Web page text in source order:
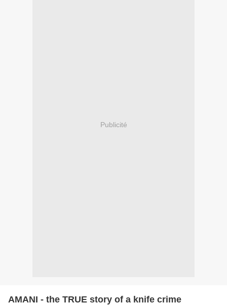
Publicité
AMANI - the TRUE story of a knife crime